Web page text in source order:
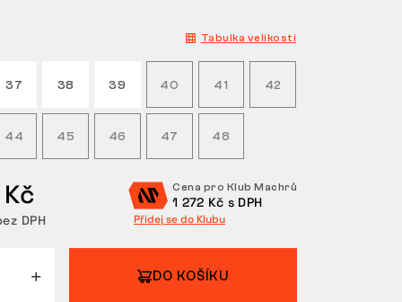
Tabulka velikostí
37 38 39 40 41 42
44 45 46 47 48
DPH
Cena pro Klub Machrů
1 272 Kč s DPH
Přidej se do Klubu
DO KOŠÍKU